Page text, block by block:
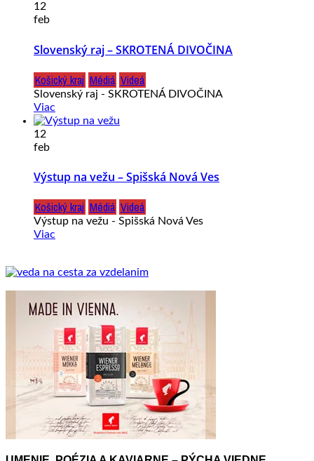
12
feb
Slovenský raj – SKROTENÁ DIVOČINA
Košický kraj Médiá Videá
Slovenský raj - SKROTENÁ DIVOČINA
Viac
12
feb
Výstup na vežu – Spišská Nová Ves
Košický kraj Médiá Videá
Výstup na vežu - Spišská Nová Ves
Viac